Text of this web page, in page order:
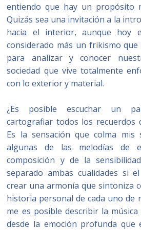
entiendo que hay un propósito
Quizás sea una invitación a la
hacia el interior, aunque hoy
considerado más un frikismo que
para analizar y conocer
sociedad que vive totalmente
con lo exterior y material.
¿Es posible escuchar un
cartografiar todos los recuerdos
Es la sensación que colma mis
algunas de las melodías de
composición y de la
separado ambas cualidades si
crear una armonía que sintoniza
historia personal de cada uno de
me es posible describir la
desde la emoción profunda que